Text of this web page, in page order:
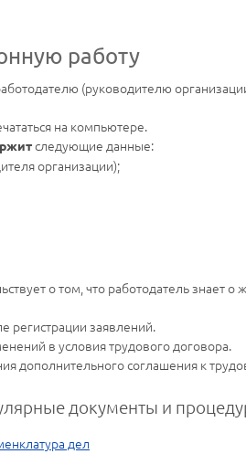
работу
(руководителю
на компьютере.
следующие данные:
организации);
о том, что работодатель знает о
регистрации заявлений.
в условия трудового договора.
дополнительного соглашения к
документы и
дел